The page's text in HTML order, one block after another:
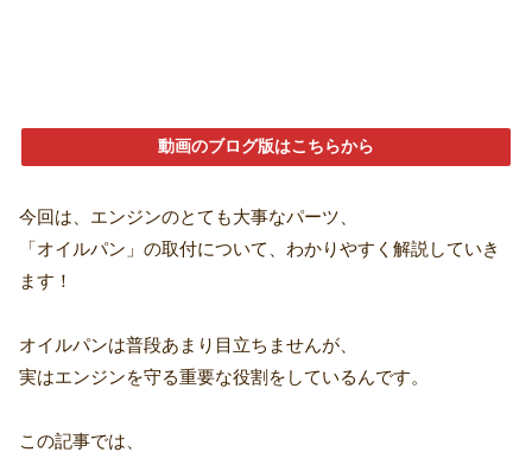
動画のブログ版はこちらから
今回は、エンジンのとても大事なパーツ、
「オイルパン」の取付について、わかりやすく解説していき
ます！
オイルパンは普段あまり目立ちませんが、
実はエンジンを守る重要な役割をしているんです。
この記事では、